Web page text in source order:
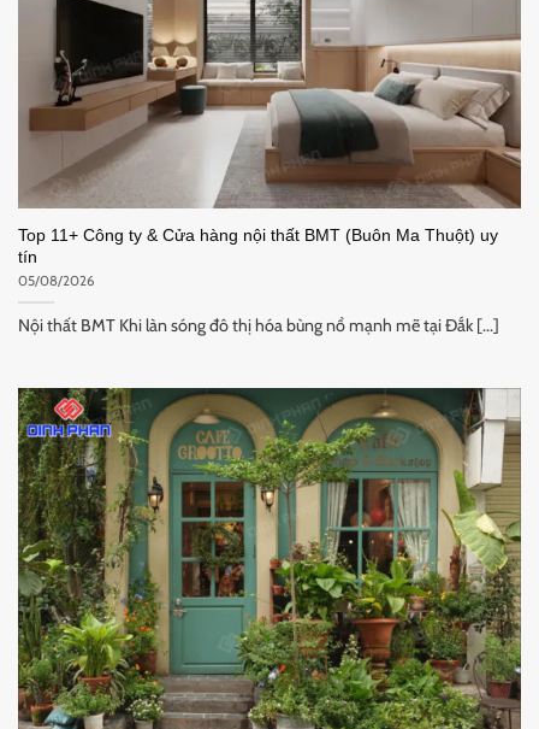
Top 11+ Công ty & Cửa hàng nội thất BMT (Buôn Ma Thuột) uy
tín
05/08/2026
Nội thất BMT Khi làn sóng đô thị hóa bùng nổ mạnh mẽ tại Đắk [...]